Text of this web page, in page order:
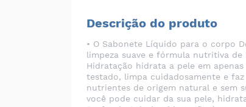
Descrição do produto
• O Sabonete Líquido para o corpo
limpeza suave e fórmula nutritiva
Hidratação hidrata a pele em
testado, limpa cuidadosamente e
nutrientes de origem natural e sem
você pode cuidar da sua pele,